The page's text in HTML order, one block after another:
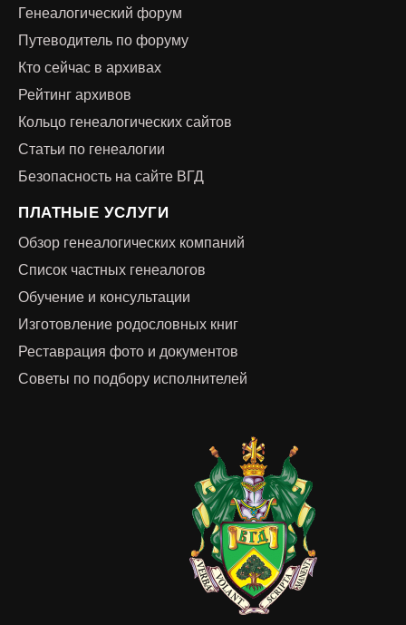
Генеалогический форум
Путеводитель по форуму
Кто сейчас в архивах
Рейтинг архивов
Кольцо генеалогических сайтов
Статьи по генеалогии
Безопасность на сайте ВГД
ПЛАТНЫЕ УСЛУГИ
Обзор генеалогических компаний
Список частных генеалогов
Обучение и консультации
Изготовление родословных книг
Реставрация фото и документов
Советы по подбору исполнителей